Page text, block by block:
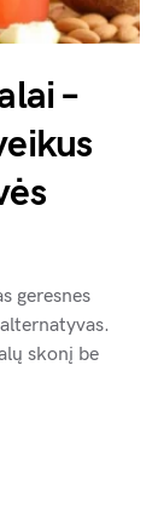
–
geresnes
skonį be